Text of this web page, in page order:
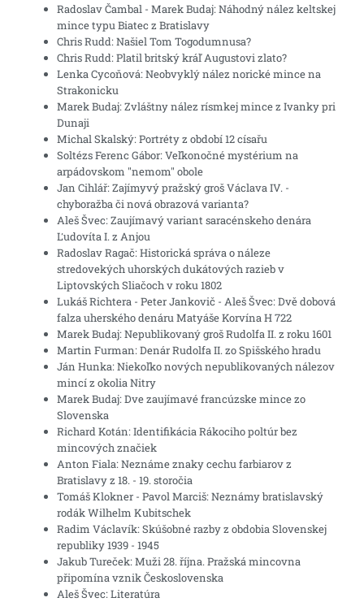
Radoslav Čambal - Marek Budaj: Náhodný nález keltskej
mince typu Biatec z Bratislavy
Chris Rudd: Našiel Tom Togodumnusa?
Chris Rudd: Platil britský kráľ Augustovi zlato?
Lenka Cycoňová: Neobvyklý nález norické mince na
Strakonicku
Marek Budaj: Zvláštny nález rísmkej mince z Ivanky pri
Dunaji
Michal Skalský: Portréty z období 12 císařu
Soltézs Ferenc Gábor: Veľkonočné mystérium na
arpádovskom "nemom" obole
Jan Cihlář: Zajímyvý pražský groš Václava IV. -
chyboražba či nová obrazová varianta?
Aleš Švec: Zaujímavý variant saracénskeho denára
Ľudovíta I. z Anjou
Radoslav Ragač: Historická správa o náleze
stredovekých uhorských dukátových razieb v
Liptovských Sliačoch v roku 1802
Lukáš Richtera - Peter Jankovič - Aleš Švec: Dvě dobová
falza uherského denáru Matyáše Korvína H 722
Marek Budaj: Nepublikovaný groš Rudolfa II. z roku 1601
Martin Furman: Denár Rudolfa II. zo Spišského hradu
Ján Hunka: Niekoľko nových nepublikovaných nálezov
mincí z okolia Nitry
Marek Budaj: Dve zaujímavé francúzske mince zo
Slovenska
Richard Kotán: Identifikácia Rákociho poltúr bez
mincových značiek
Anton Fiala: Neznáme znaky cechu farbiarov z
Bratislavy z 18. - 19. storočia
Tomáš Klokner - Pavol Marciš: Neznámy bratislavský
rodák Wilhelm Kubitschek
Radim Václavík: Skúšobné razby z obdobia Slovenskej
republiky 1939 - 1945
Jakub Tureček: Muži 28. října. Pražská mincovna
připomína vznik Československa
Aleš Švec: Literatúra